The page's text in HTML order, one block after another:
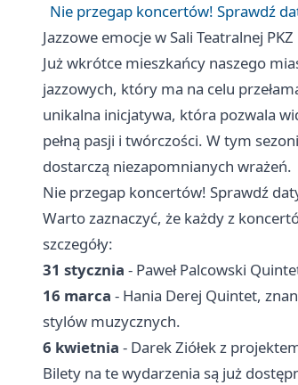
Nie przegap koncertów! Sprawdź
Jazzowe emocje w Sali Teatralnej PKZ
Już wkrótce mieszkańcy naszego
jazzowych, który ma na celu
unikalna inicjatywa, która pozwala
pełną pasji i twórczości. W tym
dostarczą niezapomnianych wrażeń.
Nie przegap koncertów! Sprawdź
Warto zaznaczyć, że każdy z
szczegóły:
31 stycznia - Paweł Palcowski
16 marca - Hania Derej Quintet,
stylów muzycznych.
6 kwietnia - Darek Ziółek z
Bilety na te wydarzenia są już